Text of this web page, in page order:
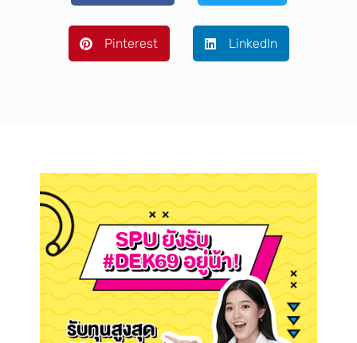
Pinterest LinkedIn